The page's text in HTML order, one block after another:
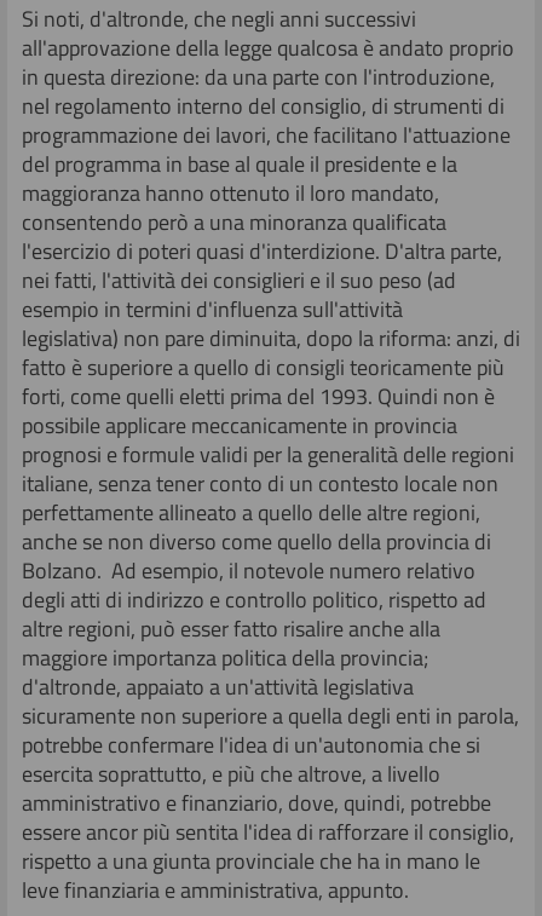
Si noti, d'altronde, che negli anni successivi
all'approvazione della legge qualcosa è andato proprio
in questa direzione: da una parte con l'introduzione,
nel regolamento interno del consiglio, di strumenti di
programmazione dei lavori, che facilitano l'attuazione
del programma in base al quale il presidente e la
maggioranza hanno ottenuto il loro mandato,
consentendo però a una minoranza qualificata
l'esercizio di poteri quasi d'interdizione. D'altra parte,
nei fatti, l'attività dei consiglieri e il suo peso (ad
esempio in termini d'influenza sull'attività
legislativa) non pare diminuita, dopo la riforma: anzi, di
fatto è superiore a quello di consigli teoricamente più
forti, come quelli eletti prima del 1993. Quindi non è
possibile applicare meccanicamente in provincia
prognosi e formule validi per la generalità delle regioni
italiane, senza tener conto di un contesto locale non
perfettamente allineato a quello delle altre regioni,
anche se non diverso come quello della provincia di
Bolzano. Ad esempio, il notevole numero relativo
degli atti di indirizzo e controllo politico, rispetto ad
altre regioni, può esser fatto risalire anche alla
maggiore importanza politica della provincia;
d'altronde, appaiato a un'attività legislativa
sicuramente non superiore a quella degli enti in parola,
potrebbe confermare l'idea di un'autonomia che si
esercita soprattutto, e più che altrove, a livello
amministrativo e finanziario, dove, quindi, potrebbe
essere ancor più sentita l'idea di rafforzare il consiglio,
rispetto a una giunta provinciale che ha in mano le
leve finanziaria e amministrativa, appunto.